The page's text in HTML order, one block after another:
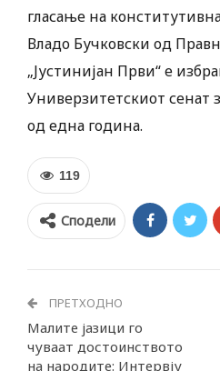
гласање на
Владо Бучковски од
„Јустинијан Први“ е
Универзитетскиот сенат
од една година.
119
Сподели
ПРЕТХОДНО
Mалите јазици го
чуваат достоинството
на народите: Интервју